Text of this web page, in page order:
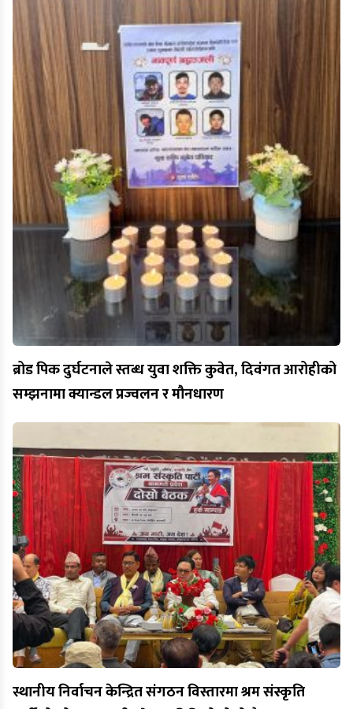
ब्रोड पिक दुर्घटनाले स्तब्ध युवा शक्ति कुवेत, दिवंगत आरोहीको
सम्झनामा क्यान्डल प्रज्वलन र मौनधारण
स्थानीय निर्वाचन केन्द्रित संगठन विस्तारमा श्रम संस्कृति